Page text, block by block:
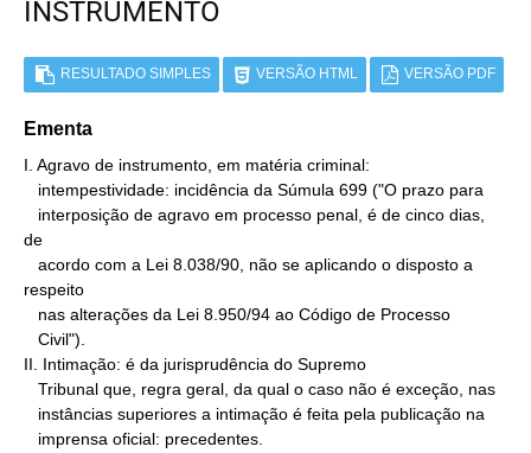
INSTRUMENTO
RESULTADO SIMPLES VERSÃO HTML VERSÃO PDF
Ementa
I. Agravo de instrumento, em matéria criminal:
de
respeito
II. Intimação: é da jurisprudência do Supremo